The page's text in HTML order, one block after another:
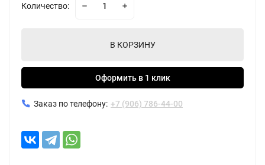
Количество:
В КОРЗИНУ
Оформить в 1 клик
Заказ по телефону: +7 (906) 786-44-00